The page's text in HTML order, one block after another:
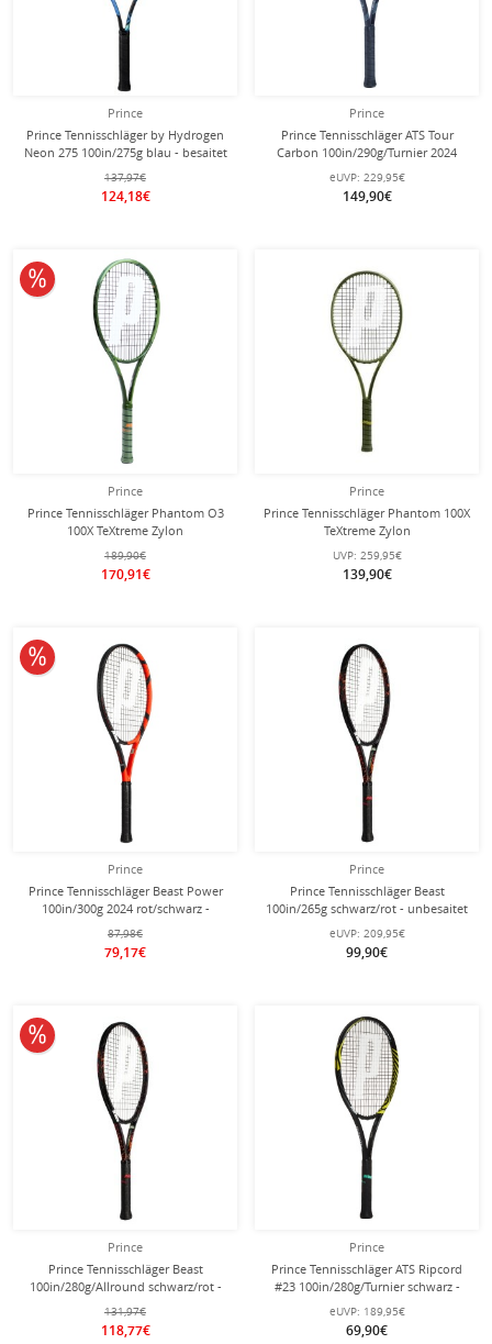
Prince
Prince Tennisschläger by Hydrogen
Neon 275 100in/275g blau - besaitet
-
137,97€
124,18€
Prince
Prince Tennisschläger ATS Tour
Carbon 100in/290g/Turnier 2024
schwarz - unbesaitet -
eUVP: 229,95€
149,90€
Prince
Prince Tennisschläger Phantom O3
100X TeXtreme Zylon
100in/310g/Turnier 2025 grün -
unbesaitet -
189,90€
170,91€
10% reduziert
Prince
Prince Tennisschläger Phantom 100X
TeXtreme Zylon
100in/320g/18x20/Turnier 2024 grün
- unbesaitet -
UVP: 259,95€
139,90€
Prince
Prince Tennisschläger Beast Power
100in/300g 2024 rot/schwarz -
besaitet -
87,98€
79,17€
10% reduziert
Prince
Prince Tennisschläger Beast
100in/265g schwarz/rot - unbesaitet
-
eUVP: 209,95€
99,90€
Prince
Prince Tennisschläger Beast
100in/280g/Allround schwarz/rot -
unbesaitet -
131,97€
118,77€
10% reduziert
Prince
Prince Tennisschläger ATS Ripcord
#23 100in/280g/Turnier schwarz -
besaitet -
eUVP: 189,95€
69,90€